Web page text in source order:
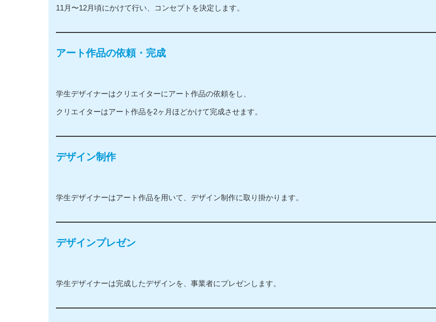
11月〜12月頃にかけて行い、コンセプトを決定します。
アート作品の依頼・完成
学生デザイナーはクリエイターにアート作品の依頼をし、
クリエイターはアート作品を2ヶ月ほどかけて完成させます。
デザイン制作
学生デザイナーはアート作品を用いて、デザイン制作に取り掛かります。
デザインプレゼン
学生デザイナーは完成したデザインを、事業者にプレゼンします。